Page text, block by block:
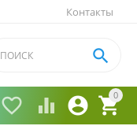
Контакты
0


 
